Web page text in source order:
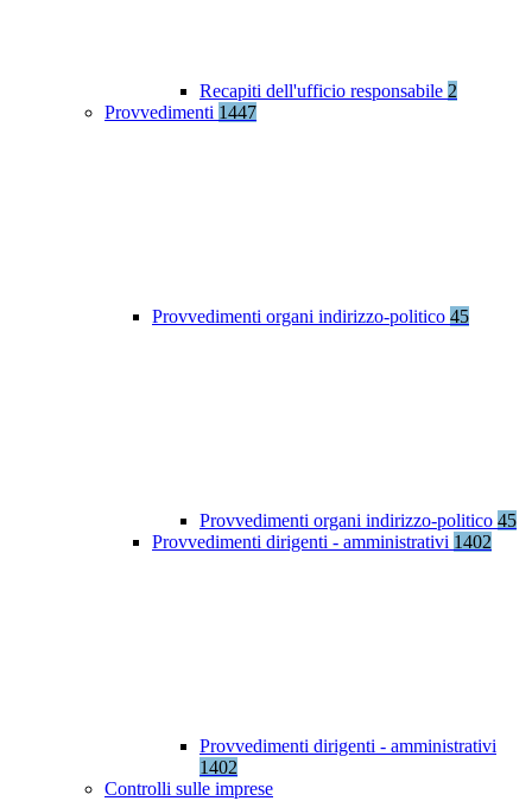
Recapiti dell'ufficio responsabile 2
Provvedimenti 1447
Provvedimenti organi indirizzo-politico 45
Provvedimenti organi indirizzo-politico 45
Provvedimenti dirigenti - amministrativi 1402
Provvedimenti dirigenti - amministrativi
1402
Controlli sulle imprese